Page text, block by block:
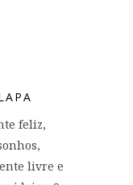
feliz,
livre e